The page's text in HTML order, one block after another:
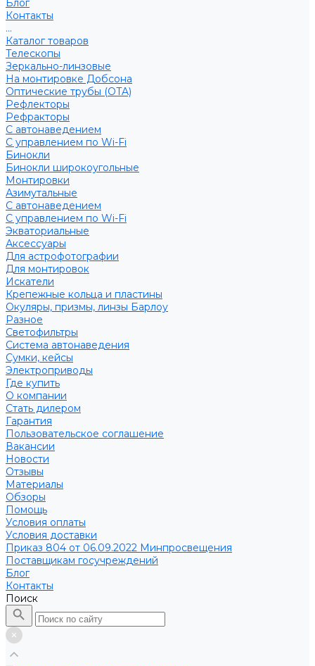
Блог
Контакты
...
Каталог товаров
Телескопы
Зеркально-линзовые
На монтировке Добсона
Оптические трубы (OTA)
Рефлекторы
Рефракторы
С автонаведением
С управлением по Wi-Fi
Бинокли
Бинокли широкоугольные
Монтировки
Азимутальные
С автонаведением
С управлением по Wi-Fi
Экваториальные
Аксессуары
Для астрофотографии
Для монтировок
Искатели
Крепежные кольца и пластины
Окуляры, призмы, линзы Барлоу
Разное
Светофильтры
Система автонаведения
Сумки, кейсы
Электроприводы
Где купить
О компании
Стать дилером
Гарантия
Пользовательское соглашение
Вакансии
Новости
Отзывы
Материалы
Обзоры
Помощь
Условия оплаты
Условия доставки
Приказ 804 от 06.09.2022 Минпросвещения
Поставщикам госучреждений
Блог
Контакты
Поиск